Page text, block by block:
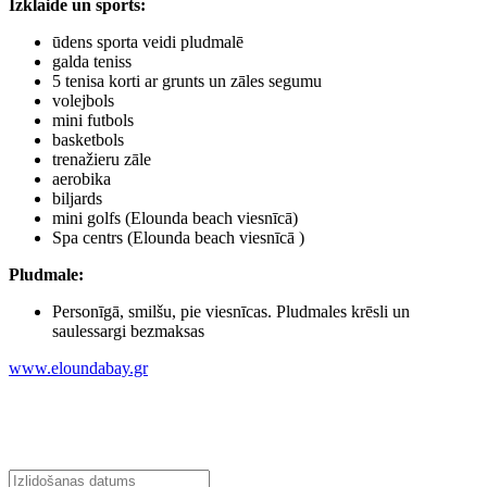
Izklaide un sports:
ūdens sporta veidi pludmalē
galda teniss
5 tenisa korti ar grunts un zāles segumu
volejbols
mini futbols
basketbols
trenažieru zāle
aerobika
biljards
mini golfs (Elounda beach viesnīcā)
Spa centrs (Elounda beach viesnīcā )
Pludmale:
Personīgā, smilšu, pie viesnīcas. Pludmales krēsli un
saulessargi bezmaksas
www.eloundabay.gr